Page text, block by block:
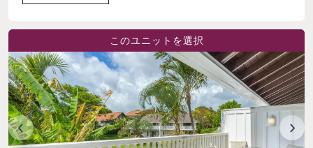
このユニットを選択